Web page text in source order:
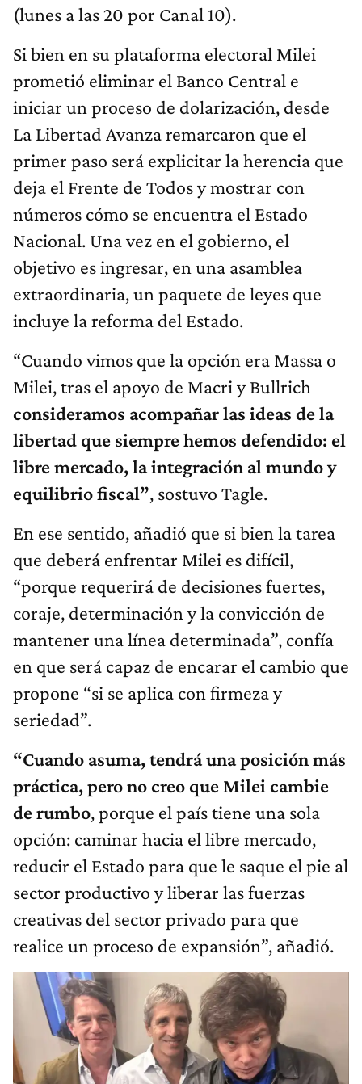
(lunes a las 20 por Canal 10).
Si bien en su plataforma electoral Milei
prometió eliminar el Banco Central e
iniciar un proceso de dolarización, desde
La Libertad Avanza remarcaron que el
primer paso será explicitar la herencia que
deja el Frente de Todos y mostrar con
números cómo se encuentra el Estado
Nacional. Una vez en el gobierno, el
objetivo es ingresar, en una asamblea
extraordinaria, un paquete de leyes que
incluye la reforma del Estado.
“Cuando vimos que la opción era Massa o
Milei, tras el apoyo de Macri y Bullrich
consideramos acompañar las ideas de la
libertad que siempre hemos defendido: el
libre mercado, la integración al mundo y
equilibrio fiscal”, sostuvo Tagle.
En ese sentido, añadió que si bien la tarea
que deberá enfrentar Milei es difícil,
“porque requerirá de decisiones fuertes,
coraje, determinación y la convicción de
mantener una línea determinada”, confía
en que será capaz de encarar el cambio que
propone “si se aplica con firmeza y
seriedad”.
“Cuando asuma, tendrá una posición más
práctica, pero no creo que Milei cambie
de rumbo, porque el país tiene una sola
opción: caminar hacia el libre mercado,
reducir el Estado para que le saque el pie al
sector productivo y liberar las fuerzas
creativas del sector privado para que
realice un proceso de expansión”, añadió.